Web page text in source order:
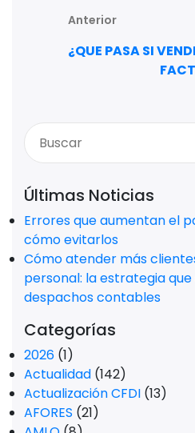
Anterior
¿QUE PASA SI
Últimas Noticias
Errores que aumentan el
cómo evitarlos
Cómo atender más
personal: la estrategia
despachos contables
Categorías
2026 (1)
Actualidad (142)
Actualización CFDI (13)
AFORES (21)